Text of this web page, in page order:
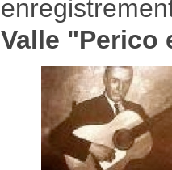
Valle "Perico